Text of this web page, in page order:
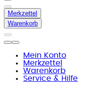
Merkzettel
Warenkorb
Mein Konto
Merkzettel
Warenkorb
Service & Hilfe